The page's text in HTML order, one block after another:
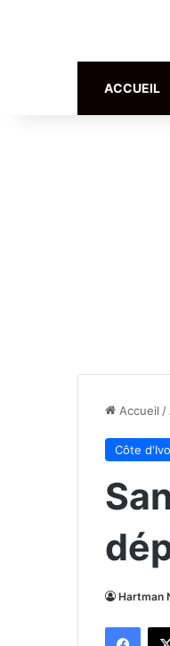
ACCUEIL
Accueil /
Côte
Hartman